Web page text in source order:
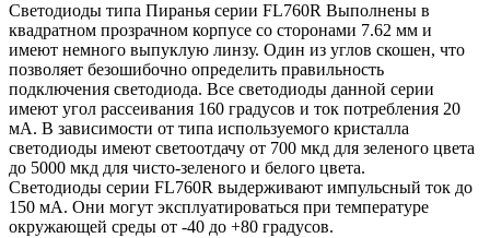
Светодиоды типа Пиранья серии FL760R Выполнены в
квадратном прозрачном корпусе со сторонами 7.62 мм и
имеют немного выпуклую линзу. Один из углов скошен, что
позволяет безошибочно определить правильность
подключения светодиода. Все светодиоды данной серии
имеют угол рассеивания 160 градусов и ток потребления 20
мА. В зависимости от типа используемого кристалла
светодиоды имеют светоотдачу от 700 мкд для зеленого цвета
до 5000 мкд для чисто-зеленого и белого цвета.
Светодиоды серии FL760R выдерживают импульсный ток до
150 мА. Они могут эксплуатироваться при температуре
окружающей среды от -40 до +80 градусов.